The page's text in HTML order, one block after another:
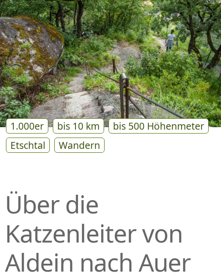
T
S
P
R
I
N
G
E
N
1.000er bis 10 km
bis 500 Höhenmeter
Etschtal
Wandern
Über die
Katzenleiter von
Aldein nach Auer